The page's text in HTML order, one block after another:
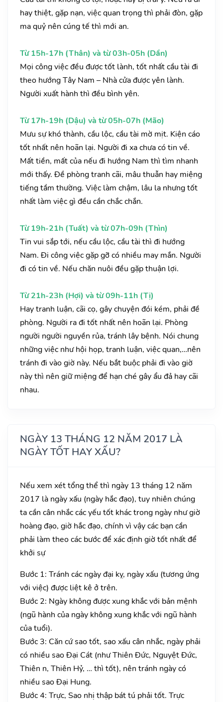
hay thiệt, gặp nạn, việc quan trọng thì phải đòn, gặp
ma quỷ nên cúng tế thì mới an.
Từ 15h-17h (Thân) và từ 03h-05h (Dần)
Mọi công việc đều được tốt lành, tốt nhất cầu tài đi
theo hướng Tây Nam – Nhà cửa được yên lành.
Người xuất hành thì đều bình yên.
Từ 17h-19h (Dậu) và từ 05h-07h (Mão)
Mưu sự khó thành, cầu lộc, cầu tài mờ mịt. Kiện cáo
tốt nhất nên hoãn lại. Người đi xa chưa có tin về.
Mất tiền, mất của nếu đi hướng Nam thì tìm nhanh
mới thấy. Đề phòng tranh cãi, mâu thuẫn hay miệng
tiếng tầm thường. Việc làm chậm, lâu la nhưng tốt
nhất làm việc gì đều cần chắc chắn.
Từ 19h-21h (Tuất) và từ 07h-09h (Thìn)
Tin vui sắp tới, nếu cầu lộc, cầu tài thì đi hướng
Nam. Đi công việc gặp gỡ có nhiều may mắn. Người
đi có tin về. Nếu chăn nuôi đều gặp thuận lợi.
Từ 21h-23h (Hợi) và từ 09h-11h (Tị)
Hay tranh luận, cãi cọ, gây chuyện đói kém, phải đề
phòng. Người ra đi tốt nhất nên hoãn lại. Phòng
người người nguyền rủa, tránh lây bệnh. Nói chung
những việc như hội họp, tranh luận, việc quan,…nên
tránh đi vào giờ này. Nếu bắt buộc phải đi vào giờ
này thì nên giữ miệng để hạn ché gây ẩu đả hay cãi
nhau.
NGÀY 13 THÁNG 12 NĂM 2017 LÀ
NGÀY TỐT HAY XẤU?
Nếu xem xét tổng thể thì ngày 13 tháng 12 năm
2017 là ngày xấu (ngày hắc đạo), tuy nhiên chúng
ta cần cân nhắc các yếu tốt khác trong ngày như giờ
hoàng đạo, giờ hắc đạo, chính vì vậy các bạn cần
phải làm theo các bước để xác định giờ tốt nhất để
khởi sự
Bước 1: Tránh các ngày đại kỵ, ngày xấu (tương ứng
với việc) được liệt kê ở trên.
Bước 2: Ngày không được xung khắc với bản mệnh
(ngũ hành của ngày không xung khắc với ngũ hành
của tuổi).
Bước 3: Căn cứ sao tốt, sao xấu cân nhắc, ngày phải
có nhiều sao Đại Cát (như Thiên Đức, Nguyệt Đức,
Thiên n, Thiên Hỷ, … thì tốt), nên tránh ngày có
nhiều sao Đại Hung.
Bước 4: Trực, Sao nhị thập bát tú phải tốt. Trực